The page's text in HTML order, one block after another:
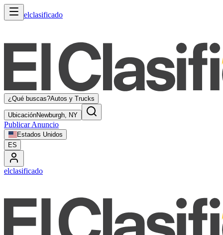
elclasificado
¿Qué buscas?Autos y Trucks
UbicaciónNewburgh, NY
Publicar Anuncio
Estados Unidos
ES
elclasificado